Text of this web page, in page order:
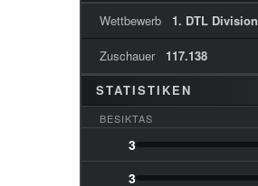
Wettbewerb 1. DTL Division
Zuschauer 117.138
STATISTIKEN
BESIKTAS
3
3